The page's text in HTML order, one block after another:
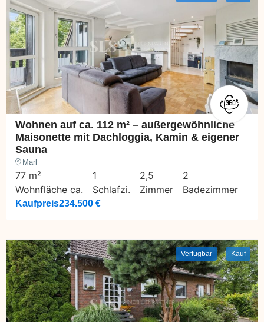
Wohnen auf ca. 112 m² – außergewöhnliche
Maisonette mit Dachloggia, Kamin & eigener
Sauna
Marl
77 m²
Wohnfläche ca.
1
Schlafzi.
2,5
Zimmer
2
Badezimmer
Kaufpreis234.500 €
Verfügbar Kauf